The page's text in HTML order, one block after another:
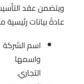
ويتضمن عقد
عادةً بيانات رئيسية
اسم الشركة
واسمها
التجاري.